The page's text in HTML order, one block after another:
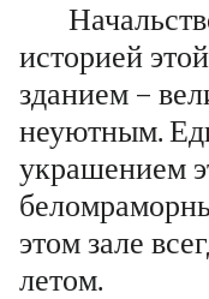
историей
зданием –
неуютным.
украшением
этом зале
летом.